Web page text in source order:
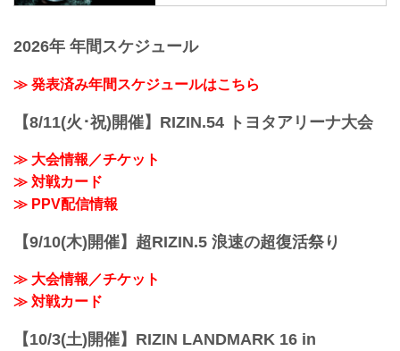
+WEED presents RIZIN LANDMARK
日時
2022年5月5日（祝・木）18:00開場（予
定）19:00開始（予定）
※開場・開始時間は予定です。決定次第
主催
対戦カード
2026年 年間スケジュール
≫ 発表済み年間スケジュールはこちら
【8/11(火･祝)開催】RIZIN.54 トヨタアリーナ大会
≫ 大会情報／チケット
≫ 対戦カード
≫ PPV配信情報
【9/10(木)開催】超RIZIN.5 浪速の超復活祭り
≫ 大会情報／チケット
≫ 対戦カード
【10/3(土)開催】RIZIN LANDMARK 16 in